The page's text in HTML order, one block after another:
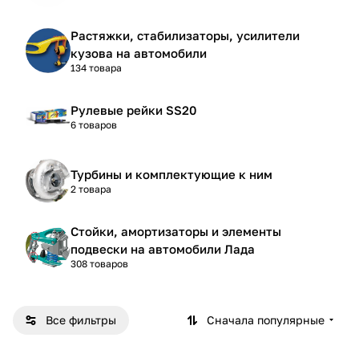
Растяжки, стабилизаторы, усилители
кузова на автомобили
134 товара
Рулевые рейки SS20
6 товаров
Турбины и комплектующие к ним
2 товара
Стойки, амортизаторы и элементы
подвески на автомобили Лада
308 товаров
Все фильтры Сначала популярные